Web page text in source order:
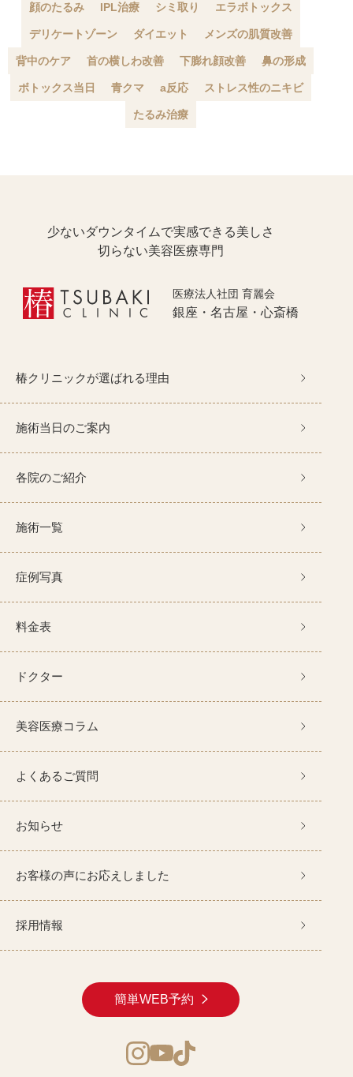
顔のたるみ IPL治療 シミ取り エラボトックス
デリケートゾーン ダイエット メンズの肌質改善
背中のケア 首の横しわ改善 下膨れ顔改善 鼻の形成
ボトックス当日 青クマ a反応 ストレス性のニキビ
たるみ治療
少ないダウンタイムで実感できる美しさ
切らない美容医療専門
医療法人社団 育麗会
銀座・名古屋・心斎橋
簡単WEB予約
椿クリニックが選ばれる理由
施術当日のご案内
各院のご紹介
施術一覧
症例写真
料金表
ドクター
美容医療コラム
よくあるご質問
お知らせ
お客様の声にお応えしました
採用情報